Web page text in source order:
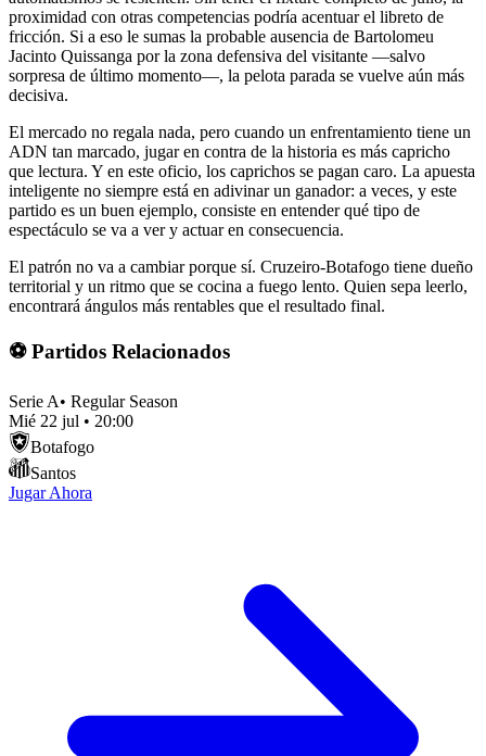
proximidad con otras competencias podría acentuar el libreto de
fricción. Si a eso le sumas la probable ausencia de Bartolomeu
Jacinto Quissanga por la zona defensiva del visitante —salvo
sorpresa de último momento—, la pelota parada se vuelve aún más
decisiva.
El mercado no regala nada, pero cuando un enfrentamiento tiene un
ADN tan marcado, jugar en contra de la historia es más capricho
que lectura. Y en este oficio, los caprichos se pagan caro. La apuesta
inteligente no siempre está en adivinar un ganador: a veces, y este
partido es un buen ejemplo, consiste en entender qué tipo de
espectáculo se va a ver y actuar en consecuencia.
El patrón no va a cambiar porque sí. Cruzeiro-Botafogo tiene dueño
territorial y un ritmo que se cocina a fuego lento. Quien sepa leerlo,
encontrará ángulos más rentables que el resultado final.
⚽ Partidos Relacionados
Serie A• Regular Season
Mié 22 jul • 20:00
Botafogo
Santos
Jugar Ahora